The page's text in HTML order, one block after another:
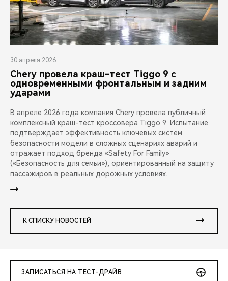
30 апреля 2026
Chery провела краш-тест Tiggo 9 с
одновременными фронтальным и задним
ударами
В апреле 2026 года компания Chery провела публичный
комплексный краш-тест кроссовера Tiggo 9. Испытание
подтверждает эффективность ключевых систем
безопасности модели в сложных сценариях аварий и
отражает подход бренда «Safety For Family»
(«Безопасность для семьи»), ориентированный на защиту
пассажиров в реальных дорожных условиях.
К СПИСКУ НОВОСТЕЙ
ЗАПИСАТЬСЯ НА ТЕСТ-ДРАЙВ